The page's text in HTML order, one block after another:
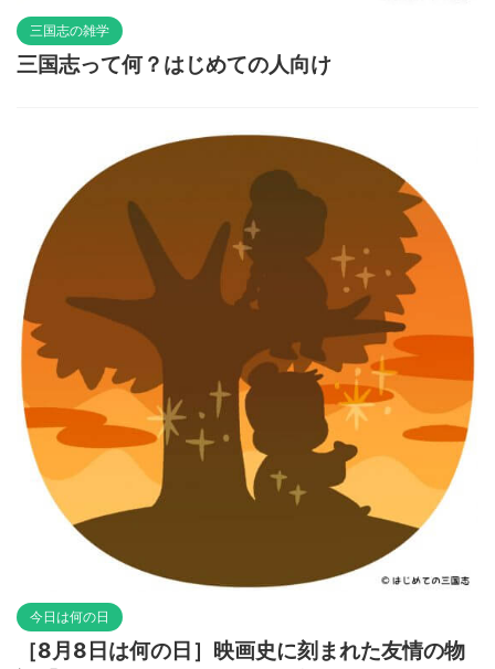
三国志の雑学
三国志って何？はじめての人向け
今日は何の日
［8月8日は何の日］映画史に刻まれた友情の物